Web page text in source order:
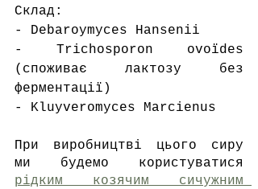
Склад:
- Debaroymyces Hansenii
- Trichosporon ovoïdes
(споживає лактозу без
ферментації)
- Kluyveromyces Marcienus
При виробництві цього сиру
рідким козячим сичужним